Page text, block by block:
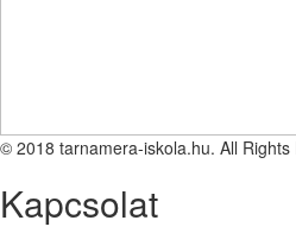
© 2018 tarnamera-iskola.hu. All Rights
Kapcsolat